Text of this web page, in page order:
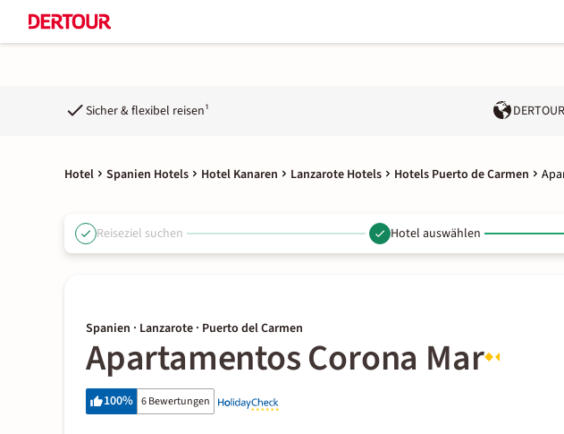
Sicher & flexibel reisen¹
Hotel Spanien Hotels Hotel Kanaren Lanzarote Hotels Hotels Puerto de Carmen
Reiseziel suchen Hotel auswählen
Spanien · Lanzarote · Puerto del Carmen
Apartamentos Corona Mar
100% 6 Bewertungen